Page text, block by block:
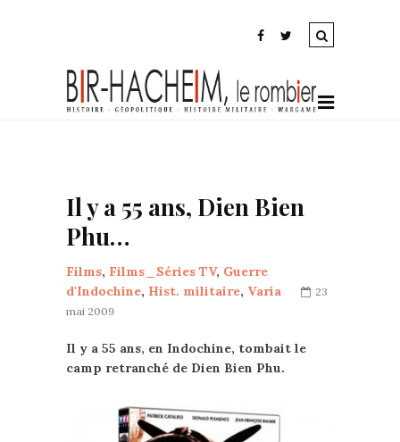
Il y a 55 ans, Dien Bien
Phu…
Films, Films_Séries TV, Guerre
d'Indochine, Hist. militaire, Varia
23
mai 2009
Il y a 55 ans, en Indochine, tombait le
camp retranché de Dien Bien Phu.